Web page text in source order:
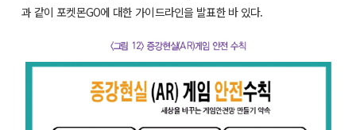
과 같이 포켓몬GO에 대한 가이드라인을 발표한 바 있다.